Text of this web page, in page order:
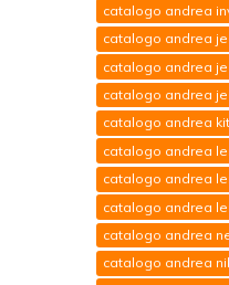
catalogo andrea
catalogo andrea
catalogo andrea
catalogo andrea
catalogo andrea
catalogo andrea
catalogo andrea
catalogo andrea
catalogo andrea
catalogo andrea